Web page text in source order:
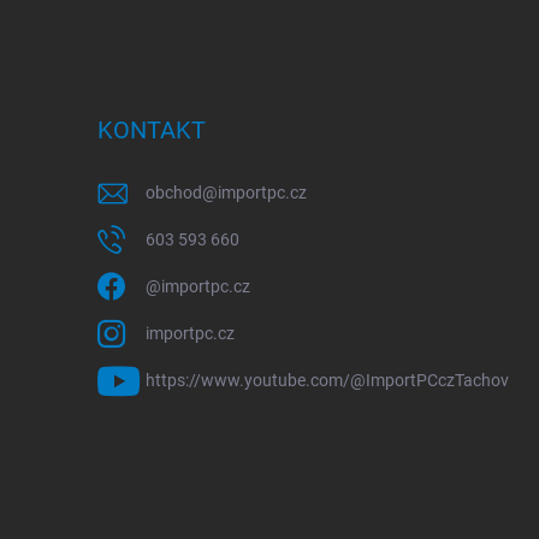
KONTAKT
obchod@importpc.cz
603 593 660
@importpc.cz
importpc.cz
https://www.youtube.com/@ImportPCczTachov